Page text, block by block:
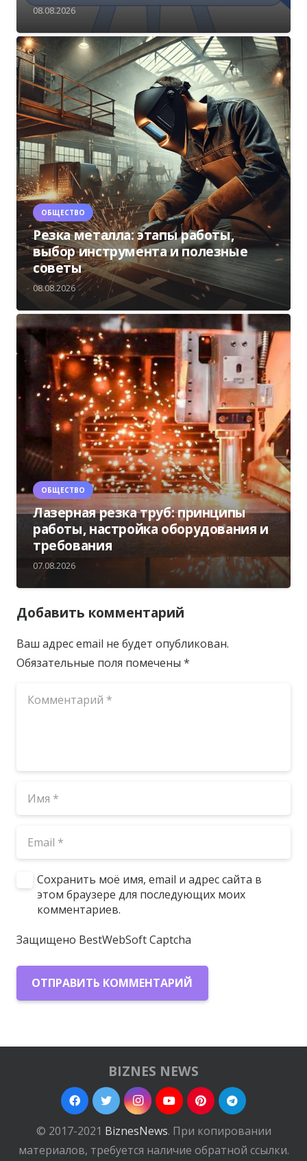
08.08.2026
ОБЩЕСТВО
Резка металла: этапы работы,
выбор инструмента и полезные
советы
08.08.2026
ОБЩЕСТВО
Лазерная резка труб: принципы
работы, настройка оборудования и
требования
07.08.2026
Добавить комментарий
Ваш адрес email не будет опубликован.
Обязательные поля помечены *
Сохранить моё имя, email и адрес сайта в
этом браузере для последующих моих
комментариев.
Защищено BestWebSoft Captcha
ОТПРАВИТЬ КОММЕНТАРИЙ
BIZNES NEWS
© 2017-2021 BiznesNews. При копировании
материалов, требуется наличие обратной ссылки.